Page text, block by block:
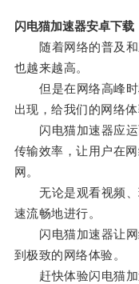
闪电猫加速器安卓下载
随着网络的普及和
也越来越高。
但是在网络高峰时
出现，给我们的网络
闪电猫加速器应运
传输效率，让用户在
网。
无论是观看视频、
速流畅地进行。
闪电猫加速器让网
到极致的网络体验。
赶快体验闪电猫加